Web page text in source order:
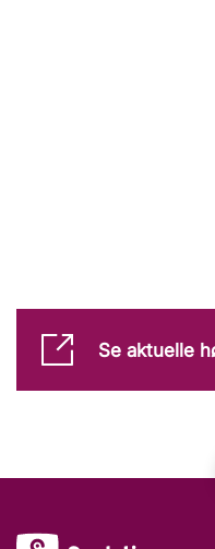
Se aktuelle